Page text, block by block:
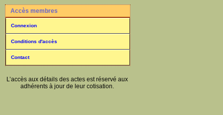
Accès membres
Connexion
Conditions d'accès
Contact
L’accès aux détails des actes est réservé aux
adhérents à jour de leur cotisation.